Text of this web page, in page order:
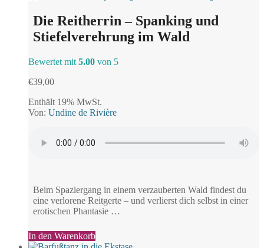
Die Reitherrin – Spanking und
Stiefelverehrung im Wald
Bewertet mit 5.00 von 5
€39,00
Enthält 19% MwSt.
Von: Undine de Rivière
Beim Spaziergang in einem verzauberten Wald findest du
eine verlorene Reitgerte – und verlierst dich selbst in einer
erotischen Phantasie …
In den Warenkorb